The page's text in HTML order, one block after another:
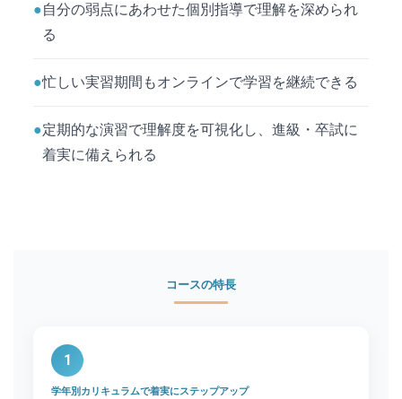
●自分の弱点にあわせた個別指導で理解を深められ
る
●忙しい実習期間もオンラインで学習を継続できる
●定期的な演習で理解度を可視化し、進級・卒試に
着実に備えられる
コースの特長
1
学年別カリキュラムで着実にステップアップ